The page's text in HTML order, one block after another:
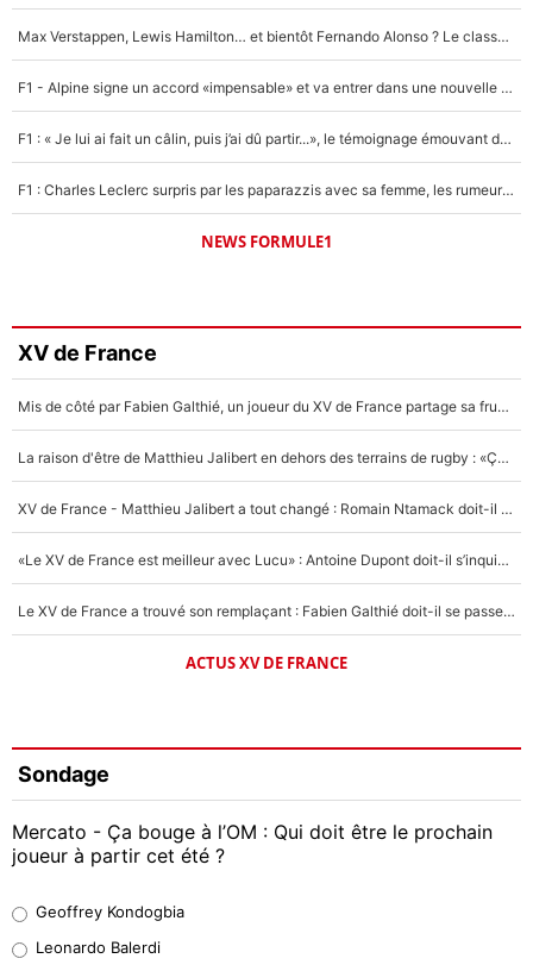
Max Verstappen, Lewis Hamilton… et bientôt Fernando Alonso ? Le classement des pilotes les mieux payés en Formule 1 risque de changer !
F1 - Alpine signe un accord «impensable» et va entrer dans une nouvelle dimension : Grande nouvelle pour Pierre Gasly !
F1 : « Je lui ai fait un câlin, puis j’ai dû partir...», le témoignage émouvant de Max Verstappen sur sa fille
F1 : Charles Leclerc surpris par les paparazzis avec sa femme, les rumeurs étaient vraies !
NEWS FORMULE1
XV de France
Mis de côté par Fabien Galthié, un joueur du XV de France partage sa frustration : «ils ne me l’ont pas dit tout de suite»
La raison d'être de Matthieu Jalibert en dehors des terrains de rugby : «Ça m'atteint autant que si tu touches à un membre de ma famille»
XV de France - Matthieu Jalibert a tout changé : Romain Ntamack doit-il s’inquiéter pour sa place à un an de la Coupe du monde ?
«Le XV de France est meilleur avec Lucu» : Antoine Dupont doit-il s’inquiéter pour sa place ?
Le XV de France a trouvé son remplaçant : Fabien Galthié doit-il se passer d'Antoine Dupont ?
ACTUS XV DE FRANCE
Sondage
Mercato - Ça bouge à l’OM : Qui doit être le prochain
joueur à partir cet été ?
38%
Geoffrey Kondogbia
Leonardo Balerdi